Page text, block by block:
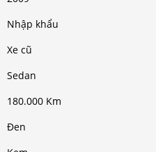
Nhập khẩu
Xe cũ
Sedan
180.000 Km
Đen